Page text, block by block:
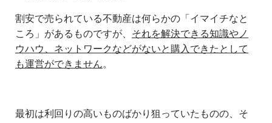
割安で売られている不動産は何らかの「イマイチなと
ころ」があるものですが、 それを解決できる知識やノ
ウハウ、ネットワークなどがないと購入できたとして
も運営ができません。
最初は利回りの高いものばかり狙っていたものの、そ